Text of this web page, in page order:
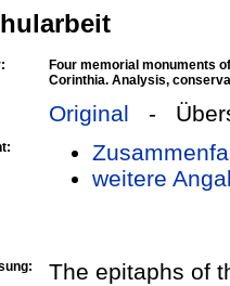
Four memorial monuments
Corinthia. Analysis,
Original -
weitere
The epitaphs of